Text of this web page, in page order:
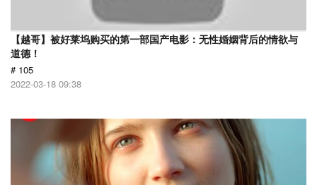
【越哥】被好莱坞购买的第一部国产电影：无性婚姻背后的情欲与
道德！
# 105
2022-03-18 09:38